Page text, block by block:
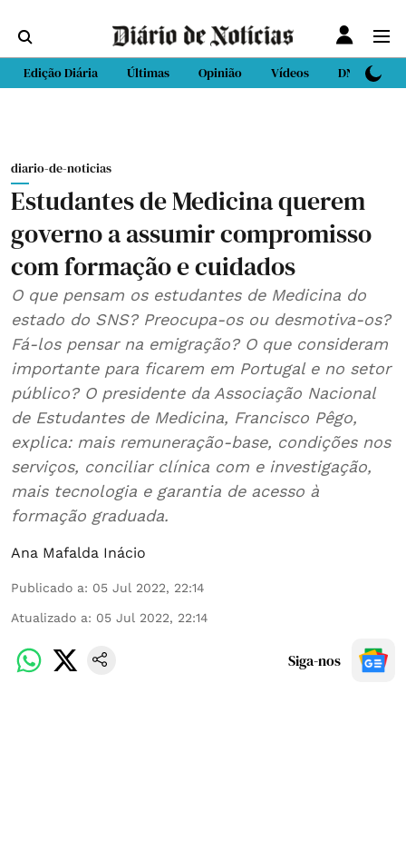
Edição Diária Últimas Opinião Vídeos DN Sport
diario-de-noticias
Estudantes de Medicina querem
governo a assumir compromisso
com formação e cuidados
O que pensam os estudantes de Medicina do
estado do SNS? Preocupa-os ou desmotiva-os?
Fá-los pensar na emigração? O que consideram
importante para ficarem em Portugal e no setor
público? O presidente da Associação Nacional
de Estudantes de Medicina, Francisco Pêgo,
explica: mais remuneração-base, condições nos
serviços, conciliar clínica com e investigação,
mais tecnologia e garantia de acesso à
formação graduada.
Ana Mafalda Inácio
Publicado a: 05 Jul 2022, 22:14
Atualizado a: 05 Jul 2022, 22:14
Siga-nos